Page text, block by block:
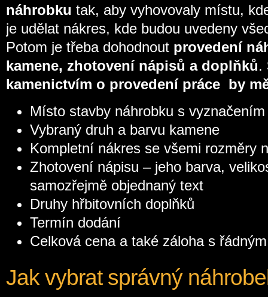
náhrobku tak, aby vyhovovaly místu,
je udělat nákres, kde budou uvedeny
Potom je třeba dohodnout provedení
kamene, zhotovení nápisů a doplňků.
kamenictvím o provedení práce by
Místo stavby náhrobku s
Vybraný druh a barvu kamene
Kompletní nákres se všemi rozměry
Zhotovení nápisu – jeho barva,
samozřejmě objednaný text
Druhy hřbitovních doplňků
Termín dodání
Celková cena a také záloha s
Jak vybrat správný